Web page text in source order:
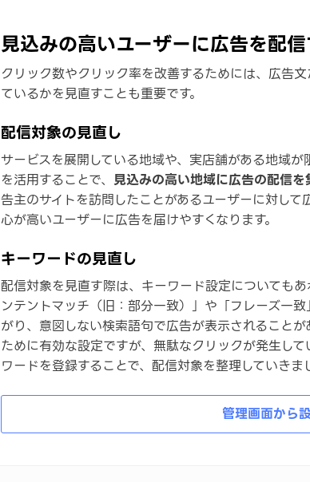
見込みの高いユーザーに広告を配信
クリック数やクリック率を改善するためには、広告
ているかを見直すことも重要です。
配信対象の見直し
サービスを展開している地域や、実店舗がある地域
を活用することで、 見込みの高い地域に広告の配信
告主のサイトを訪問したことがあるユーザーに対し
心が高いユーザーに広告を届けやすくなります。
キーワードの見直し
配信対象を見直す際は、キーワード設定についても
ンテントマッチ（旧：部分一致）」や「フレーズ一
がり、意図しない検索語句で広告が表示されること
ために有効な設定ですが、無駄なクリックが発生し
ワードを登録することで、配信対象を整理していきま
管理画面から